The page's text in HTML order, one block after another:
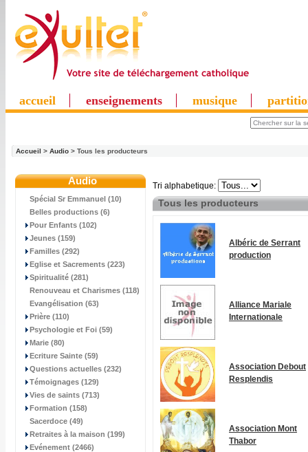
accueil enseignements musique
Accueil > Audio > Tous les producteurs
Audio
Spécial Sr Emmanuel (10)
Belles productions (6)
Pour Enfants (102)
Jeunes (159)
Familles (292)
Eglise et Sacrements (223)
Spiritualité (281)
Renouveau et Charismes (118)
Evangélisation (63)
Prière (110)
Psychologie et Foi (59)
Marie (80)
Ecriture Sainte (59)
Questions actuelles (232)
Témoignages (129)
Vies de saints (713)
Formation (158)
Sacerdoce (49)
Retraites à la maison (199)
Evénement (2466)
Tri alphabetique:
Tous les producteurs
Albéric de Serrant
production
Alliance Mariale
Internationale
Association Debout
Resplendis
Association Mont
Thabor